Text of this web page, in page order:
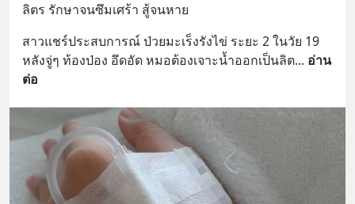
ลิตร รักษาจนซึมเศร้า สู้จนหาย
สาวแชร์ประสบการณ์ ป่วยมะเร็งรังไข่ ระยะ 2 ในวัย 19
หลังจู่ๆ ท้องป่อง อึดอัด หมอต้องเจาะน้ำออกเป็นลิต... อ่าน
ต่อ